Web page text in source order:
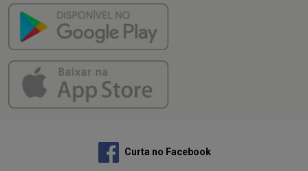
Curta no Facebook